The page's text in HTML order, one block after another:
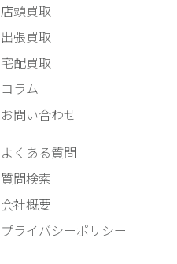
店頭買取
出張買取
宅配買取
コラム
お問い合わせ
よくある質問
質問検索
会社概要
プライバシーポリシー